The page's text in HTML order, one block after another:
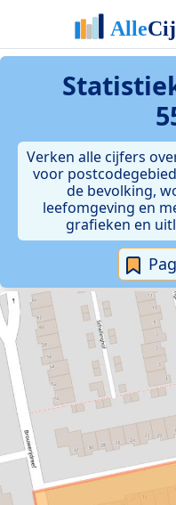
Verken alle cijfers
voor
de bevolking,
leefomgeving en
grafieken en